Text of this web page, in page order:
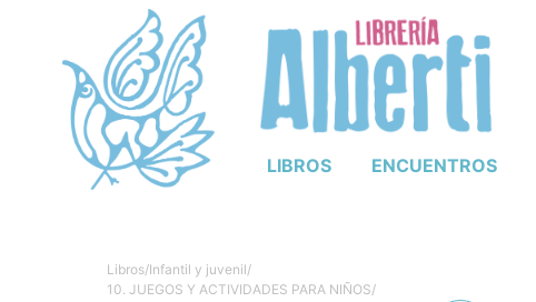
LIBROS ENCUENTROS
Libros/Infantil y juvenil/
10. JUEGOS Y ACTIVIDADES PARA NIÑOS/